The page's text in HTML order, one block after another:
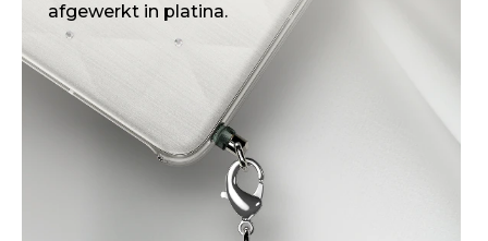
aanvoelt als het eruit ziet.